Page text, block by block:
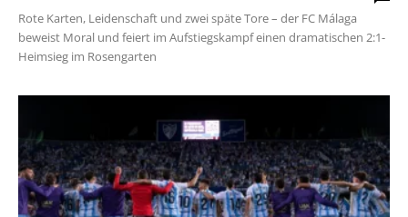
Rote Karten, Leidenschaft und zwei späte Tore – der FC Málaga
beweist Moral und feiert im Aufstiegskampf einen dramatischen 2:1-
Heimsieg im Rosengarten